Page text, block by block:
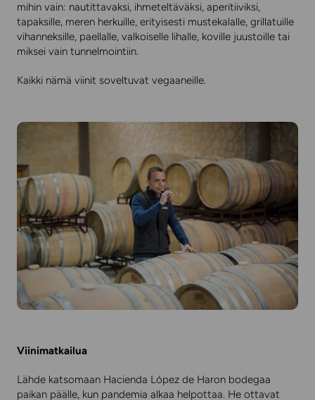
mihin vain: nautittavaksi, ihmeteltäväksi, aperitiiviksi,
tapaksille, meren herkuille, erityisesti mustekalalle, grillatuille
vihanneksille, paellalle, valkoiselle lihalle, koville juustoille tai
miksei vain tunnelmointiin.
Kaikki nämä viinit soveltuvat vegaaneille.
Viinimatkailua
Lähde katsomaan Hacienda López de Haron bodegaa
paikan päälle, kun pandemia alkaa helpottaa. He ottavat